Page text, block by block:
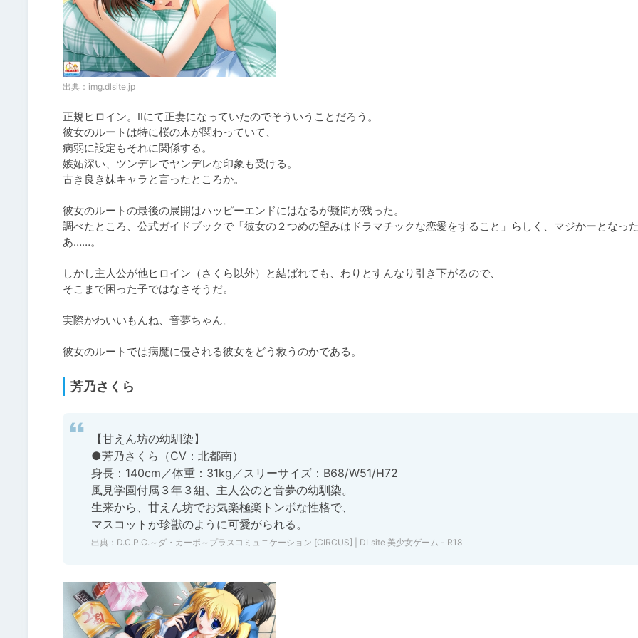
出典： img.dlsite.jp
正規ヒロイン。Ⅱにて正妻になっていたのでそういうことだろう。
彼女のルートは特に桜の木が関わっていて、
病弱に設定もそれに関係する。
嫉妬深い、ツンデレでヤンデレな印象も受ける。
古き良き妹キャラと言ったところか。
彼女のルートの最後の展開はハッピーエンドにはなるが疑問が残った。
調べたところ、公式ガイドブックで「彼女の２つめの望みはドラマチックな恋愛をすること」らしく、マジかーとなっ
あ……。
しかし主人公が他ヒロイン（さくら以外）と結ばれても、わりとすんなり引き下がるので、
そこまで困った子ではなさそうだ。
実際かわいいもんね、音夢ちゃん。
彼女のルートでは病魔に侵される彼女をどう救うのかである。
芳乃さくら
【甘えん坊の幼馴染】
●芳乃さくら（CV：北都南）
身長：140cm／体重：31kg／スリーサイズ：B68/W51/H72
風見学園付属３年３組、主人公のと音夢の幼馴染。
生来から、甘えん坊でお気楽極楽トンボな性格で、
マスコットか珍獣のように可愛がられる。
出典： D.C.P.C.～ダ・カーポ～プラスコミュニケーション [CIRCUS] | DLsite 美少女ゲーム - R18